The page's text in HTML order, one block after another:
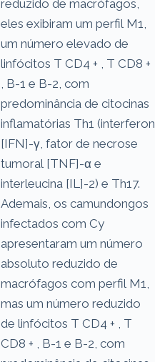
reduzido de macrófagos,
eles exibiram um perfil M1,
um número elevado de
linfócitos T CD4 + , T CD8 +
, B-1 e B-2, com
predominância de citocinas
inflamatórias Th1 (interferon
[IFN]-γ, fator de necrose
tumoral [TNF]-α e
interleucina [IL]-2) e Th17.
Ademais, os camundongos
infectados com Cy
apresentaram um número
absoluto reduzido de
macrófagos com perfil M1,
mas um número reduzido
de linfócitos T CD4 + , T
CD8 + , B-1 e B-2, com